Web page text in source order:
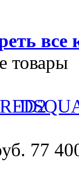
все
товары
77